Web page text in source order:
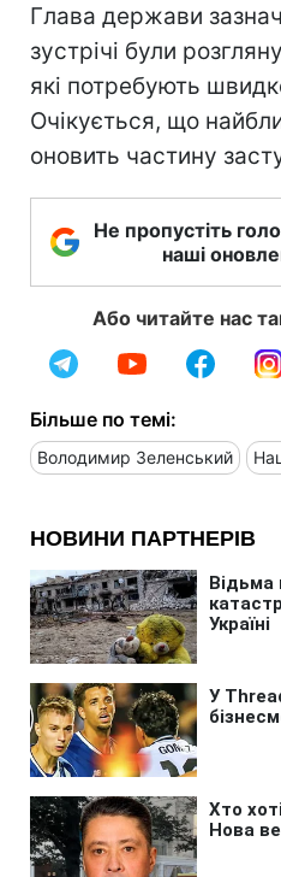
Глава держави
зустрічі були
які потребують
Очікується, що
оновить частину
Не пропустіть
наші
Або читайте нас
Більше по темі:
Володимир Зеленський